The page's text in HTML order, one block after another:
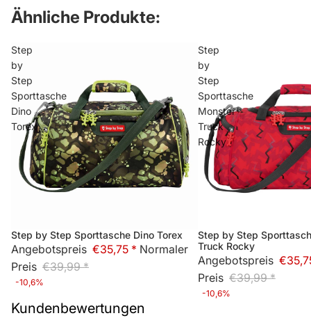
Ähnliche Produkte:
Step
by
Step
Sporttasche
Dino
Torex
Bald wieder lieferbar
Step by Step Sporttasche Dino Torex
Angebotspreis €35,75 * Normaler
Preis €39,99 *
-10,6%
Step
by
Step
Sporttasche
Monster
Truck
Rocky
Sale
Step by Step
Truck Rocky
Angebotspreis
Preis €39,99 *
-10,6%
Kundenbewertungen